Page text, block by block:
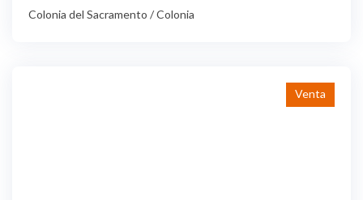
Colonia del Sacramento / Colonia
Venta